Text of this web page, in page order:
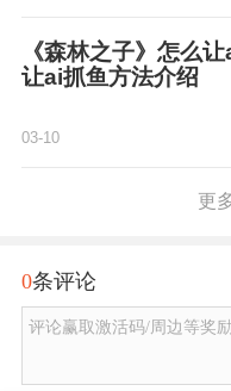
《森林之子》怎么
让ai抓鱼方法介绍
03-10
更
0条评论
评论赢取激活码/周边等奖